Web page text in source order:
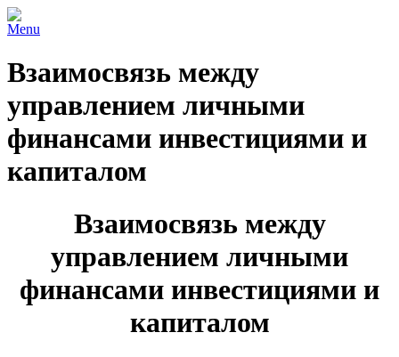
Menu
Взаимосвязь между
управлением личными
финансами инвестициями и
капиталом
Взаимосвязь между
управлением личными
финансами инвестициями и
капиталом